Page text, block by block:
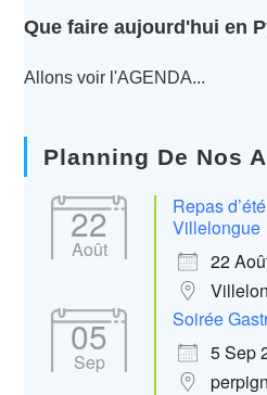
Que faire aujourd'hui en
Allons voir l'AGENDA...
Planning De Nos
22
Août
Repas
Villelongue
22
05
Sep
Soirée
5 Sep